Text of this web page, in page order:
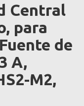
Central
para
de
A,
M2,